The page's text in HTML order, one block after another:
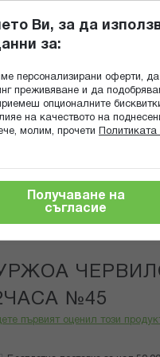
Търсене
ПОПИТАЙ
ХРАНИТЕЛНИ ДОБАВКИ
№45
първият оценил този
Ви, за да
за:
персонализирани оферти, да
преживяване и да
опционалните
на качеството на
молим, прочети
Политиката
Получаване на
съгласие